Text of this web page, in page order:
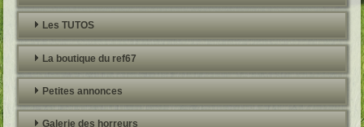
Les TUTOS
La boutique du ref67
Petites annonces
Galerie des horreurs